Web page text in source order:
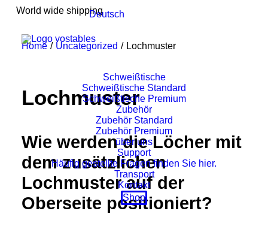
World wide shippingDeutsch
Schweißtische
Schweißtische Standard
Schweißtische Premium
Zubehör
Zubehör Standard
Zubehör Premium
über uns
Support
Häufig gestellte Fragen finden Sie hier.
Transport
Kontakt
Shop
Home Uncategorized Lochmuster
Lochmuster
Wie werden die Löcher mit
dem zusätzlichen
Lochmuster auf der
Oberseite positioniert?